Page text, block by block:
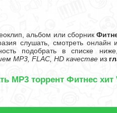
альбом или сборник
слушать, смотреть онлайн
подобрать в списке
MP3, FLAC, HD качестве из
MP3 торрент Фитнес